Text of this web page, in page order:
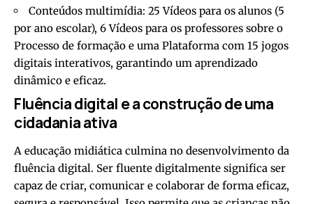
Conteúdos multimídia: 25 Vídeos para os alunos (5
por ano escolar), 6 Vídeos para os professores sobre o
Processo de formação e uma Plataforma com 15 jogos
digitais interativos, garantindo um aprendizado
dinâmico e eficaz.
Fluência digital e a construção de uma
cidadania ativa
A educação midiática culmina no desenvolvimento da
fluência digital. Ser fluente digitalmente significa ser
capaz de criar, comunicar e colaborar de forma eficaz,